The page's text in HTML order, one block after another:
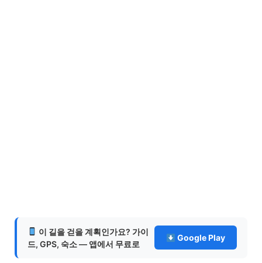
이 길을 걷을 계획인가요? 가이
드, GPS, 숙소 — 앱에서 무료로
Google Play